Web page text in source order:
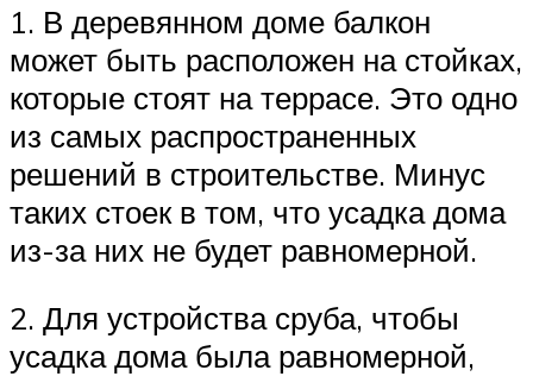
1. В деревянном доме балкон
может быть расположен на стойках,
которые стоят на террасе. Это одно
из самых распространенных
решений в строительстве. Минус
таких стоек в том, что усадка дома
из-за них не будет равномерной.
2. Для устройства сруба, чтобы
усадка дома была равномерной,